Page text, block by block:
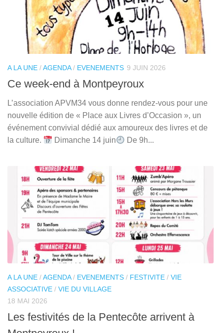
A LA UNE /AGENDA/ EVENEMENTS 9 JUIN 2026
Ce week-end à Montpeyroux
L’association APVM34 vous donne rendez-vous pour une
nouvelle édition de « Place aux Livres d’Occasion », un
événement convivial dédié aux amoureux des livres et de
la culture.
Dimanche 14 juin De 9h...
A LA UNE /AGENDA/ EVENEMENTS / FESTIVITE / VIE
ASSOCIATIVE / VIE DU VILLAGE
18 MAI 2026
Les festivités de la Pentecôte arrivent à